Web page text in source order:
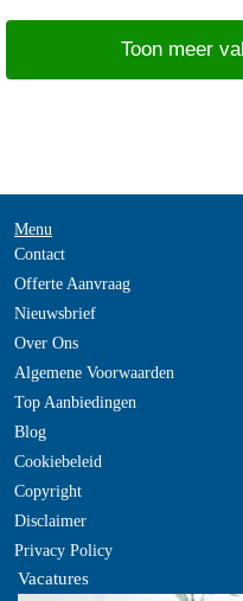
Toon meer
Menu
Contact
Offerte Aanvraag
Nieuwsbrief
Over Ons
Algemene Voorwaarden
Top Aanbiedingen
Blog
Cookiebeleid
Copyright
Disclaimer
Privacy Policy
Vacatures